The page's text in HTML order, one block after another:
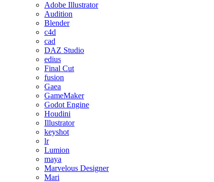
Adobe Illustrator
Audition
Blender
c4d
cad
DAZ Studio
edius
Final Cut
fusion
Gaea
GameMaker
Godot Engine
Houdini
Illustrator
keyshot
lr
Lumion
maya
Marvelous Designer
Mari